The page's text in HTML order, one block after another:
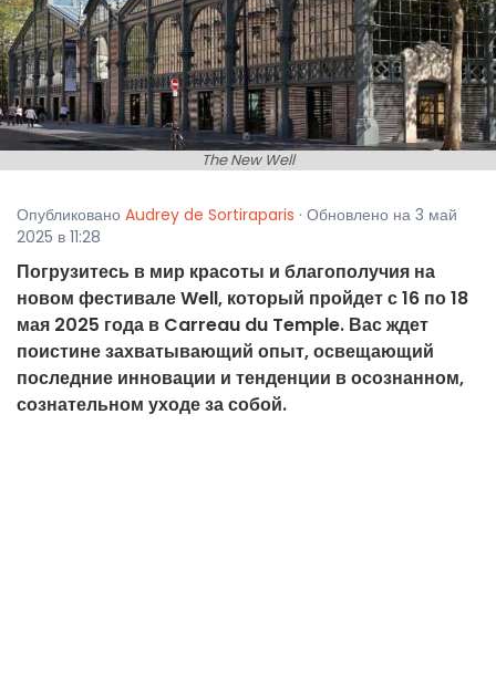
The New Well
Опубликовано Audrey de Sortiraparis · Обновлено на 3 май
2025 в 11:28
Погрузитесь в мир красоты и благополучия на
новом фестивале Well, который пройдет с 16 по 18
мая 2025 года в Carreau du Temple. Вас ждет
поистине захватывающий опыт, освещающий
последние инновации и тенденции в осознанном,
сознательном уходе за собой.